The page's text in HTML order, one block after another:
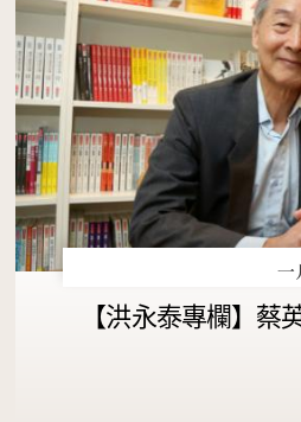
一
【洪永泰專欄】蔡